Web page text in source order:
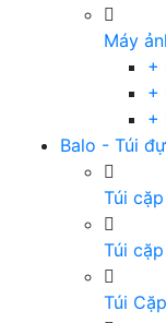
Máy
+
+
+
Balo - Túi
Túi
Túi
Túi